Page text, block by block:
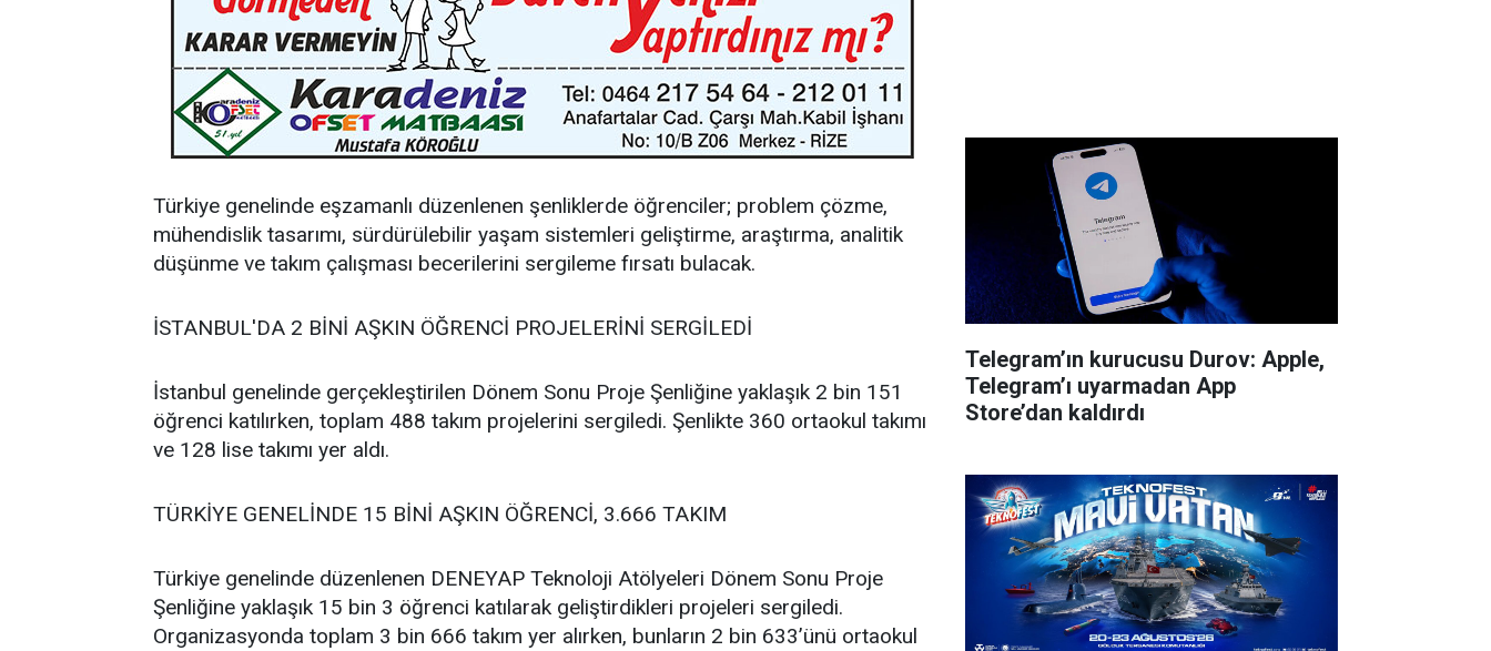
Türkiye genelinde eşzamanlı düzenlenen şenliklerde öğrenciler; problem çözme,
mühendislik tasarımı, sürdürülebilir yaşam sistemleri geliştirme, araştırma, analitik
düşünme ve takım çalışması becerilerini sergileme fırsatı bulacak.
İSTANBUL'DA 2 BİNİ AŞKIN ÖĞRENCİ PROJELERİNİ SERGİLEDİ
İstanbul genelinde gerçekleştirilen Dönem Sonu Proje Şenliğine yaklaşık 2 bin 151
öğrenci katılırken, toplam 488 takım projelerini sergiledi. Şenlikte 360 ortaokul takımı
ve 128 lise takımı yer aldı.
TÜRKİYE GENELİNDE 15 BİNİ AŞKIN ÖĞRENCİ, 3.666 TAKIM
Türkiye genelinde düzenlenen DENEYAP Teknoloji Atölyeleri Dönem Sonu Proje
Şenliğine yaklaşık 15 bin 3 öğrenci katılarak geliştirdikleri projeleri sergiledi.
Organizasyonda toplam 3 bin 666 takım yer alırken, bunların 2 bin 633’ünü ortaokul
Telegram’ın kurucusu Durov: Apple,
Telegram’ı uyarmadan App
Store’dan kaldırdı